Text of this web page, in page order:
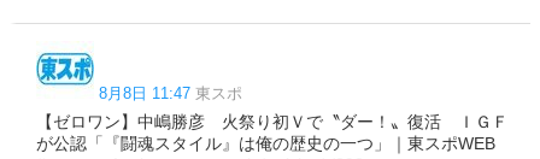
8月8日 11:47 東スポ
【ゼロワン】中嶋勝彦 火祭り初Ｖで〝ダー！〟復活 ＩＧＦ
が公認「『闘魂スタイル』は俺の歴史の一つ」｜東スポWEB